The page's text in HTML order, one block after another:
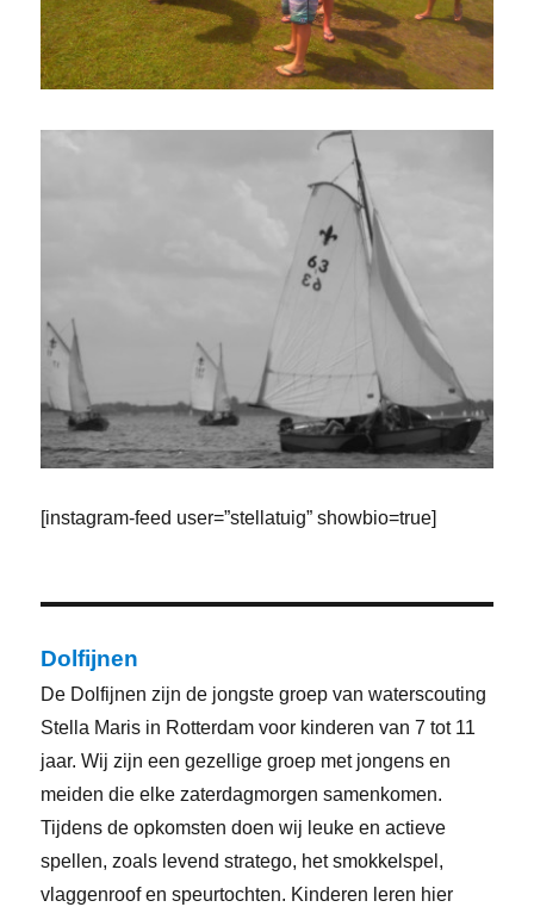
[instagram-feed user=”stellatuig” showbio=true]
Dolfijnen
De Dolfijnen zijn de jongste groep van waterscouting
Stella Maris in Rotterdam voor kinderen van 7 tot 11
jaar. Wij zijn een gezellige groep met jongens en
meiden die elke zaterdagmorgen samenkomen.
Tijdens de opkomsten doen wij leuke en actieve
spellen, zoals levend stratego, het smokkelspel,
vlaggenroof en speurtochten. Kinderen leren hier